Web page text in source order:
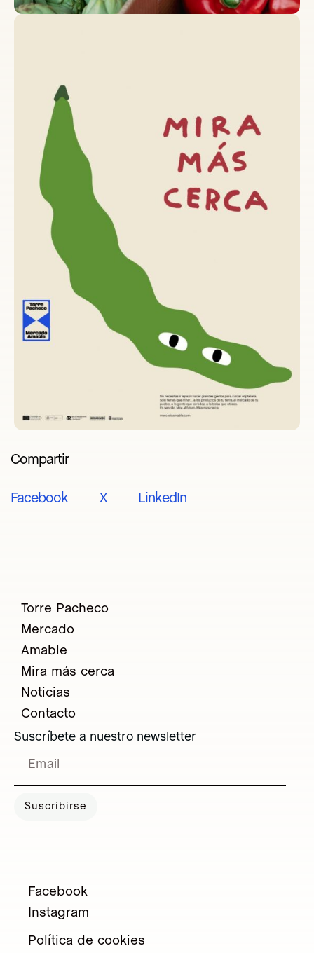
Compartir
Facebook X LinkedIn
Torre Pacheco
Mercado
Amable
Mira más cerca
Noticias
Contacto
Suscríbete a nuestro newsletter
Suscribirse
Facebook
Instagram
Política de cookies